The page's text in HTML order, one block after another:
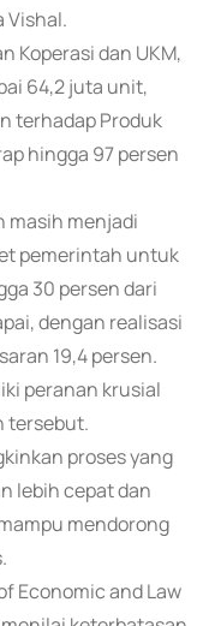
Vishal.
Koperasi dan UKM,
64,2 juta unit,
terhadap Produk
hingga 97 persen
masih menjadi
pemerintah untuk
30 persen dari
dengan realisasi
19,4 persen.
peranan krusial
tersebut.
proses yang
lebih cepat dan
mendorong
Economic and Law